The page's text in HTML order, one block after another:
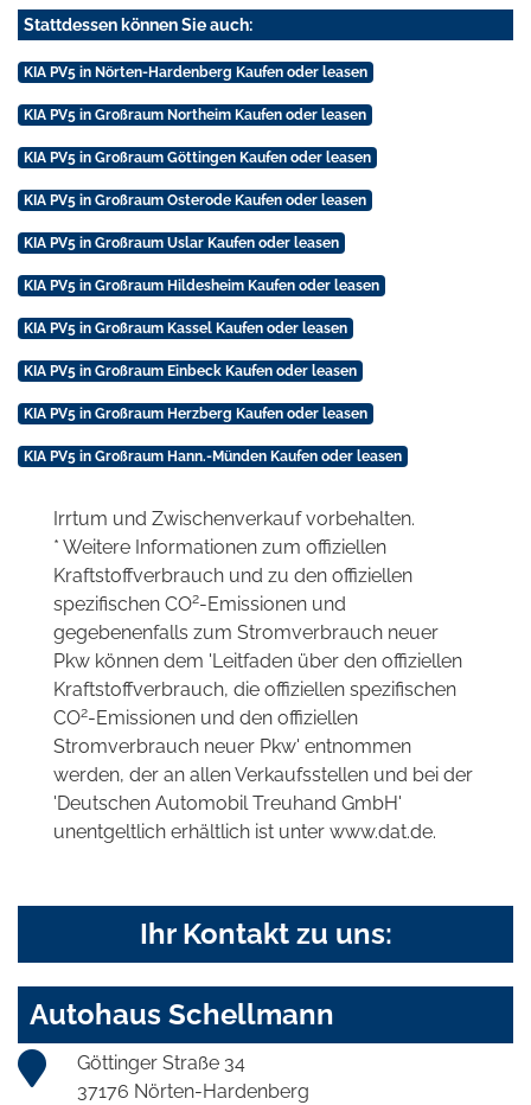
Stattdessen können Sie auch:
KIA PV5 in Nörten-Hardenberg Kaufen oder leasen
KIA PV5 in Großraum Northeim Kaufen oder leasen
KIA PV5 in Großraum Göttingen Kaufen oder leasen
KIA PV5 in Großraum Osterode Kaufen oder leasen
KIA PV5 in Großraum Uslar Kaufen oder leasen
KIA PV5 in Großraum Hildesheim Kaufen oder leasen
KIA PV5 in Großraum Kassel Kaufen oder leasen
KIA PV5 in Großraum Einbeck Kaufen oder leasen
KIA PV5 in Großraum Herzberg Kaufen oder leasen
KIA PV5 in Großraum Hann.-Münden Kaufen oder leasen
Irrtum und Zwischenverkauf vorbehalten.
* Weitere Informationen zum offiziellen
Kraftstoffverbrauch und zu den offiziellen
spezifischen CO2-Emissionen und
gegebenenfalls zum Stromverbrauch neuer
Pkw können dem 'Leitfaden über den offiziellen
Kraftstoffverbrauch, die offiziellen spezifischen
CO2-Emissionen und den offiziellen
Stromverbrauch neuer Pkw' entnommen
werden, der an allen Verkaufsstellen und bei der
'Deutschen Automobil Treuhand GmbH'
unentgeltlich erhältlich ist unter www.dat.de.
Ihr Kontakt zu uns:
Autohaus Schellmann
Göttinger Straße 34
37176 Nörten-Hardenberg